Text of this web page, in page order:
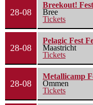
28-08
Breekout!
Bree
Tickets
28-08
Pelagic Fest
Maastricht
Tickets
28-08
Metallicamp
Ommen
Tickets